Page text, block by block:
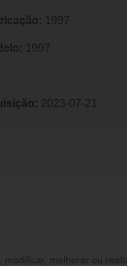
1997
1997
2023-07-21